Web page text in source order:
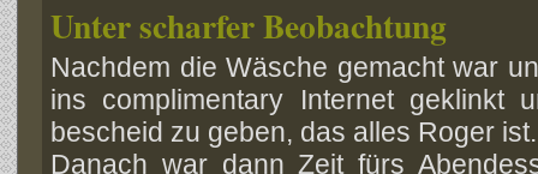
Unter scharfer Beobachtung
Nachdem die Wäsche gemacht war
ins complimentary Internet geklinkt
bescheid zu geben, das alles Roger ist.
Danach war dann Zeit fürs